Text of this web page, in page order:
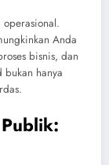
Anda
bisnis, dan
hanya